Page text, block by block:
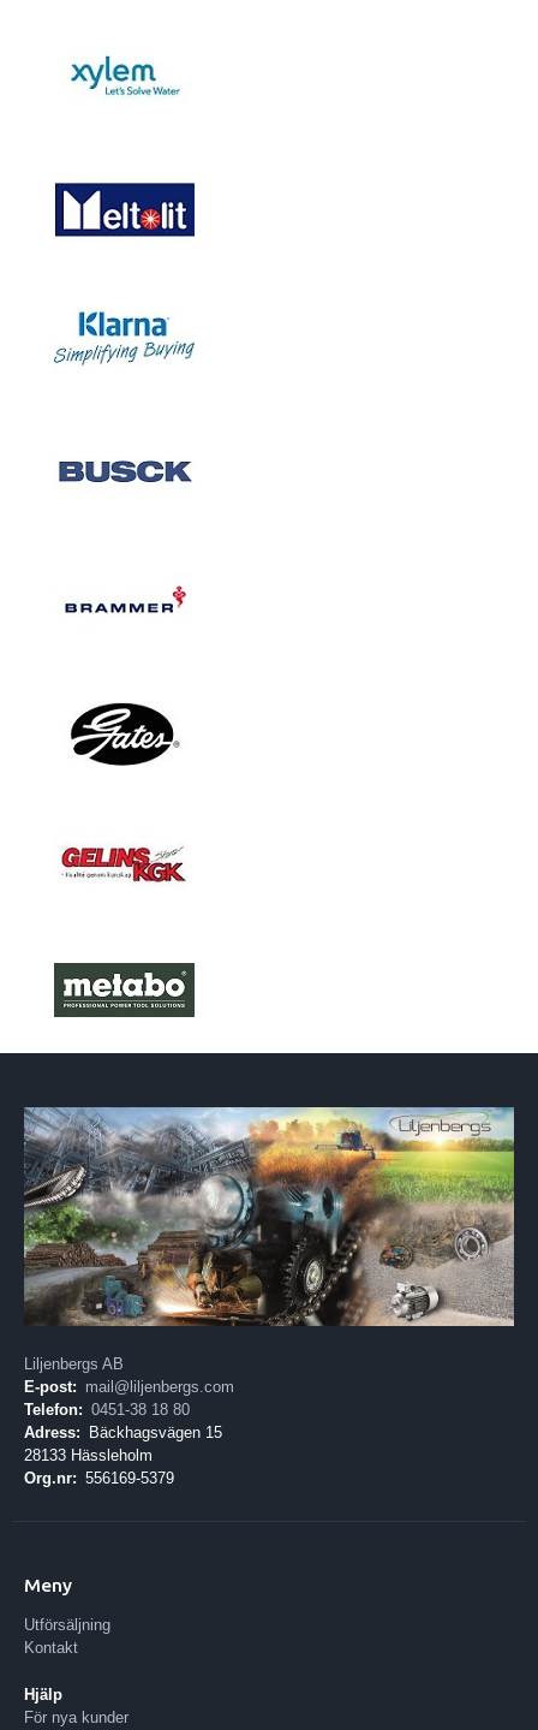
Liljenbergs AB
E-post: mail@liljenbergs.com
Telefon: 0451-38 18 80
Adress:
Bäckhagsvägen 15
28133 Hässleholm
Org.nr: 556169-5379
Meny
Utförsäljning
Kontakt
Hjälp
För nya kunder